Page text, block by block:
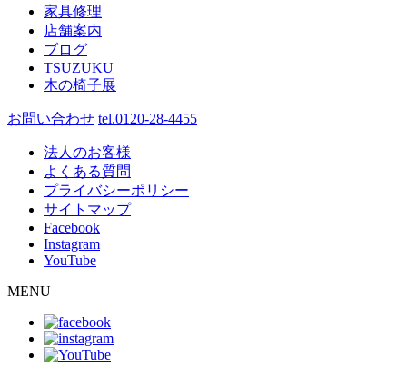
家具修理
店舗案内
ブログ
TSUZUKU
木の椅子展
お問い合わせ tel.0120-28-4455
法人のお客様
よくある質問
プライバシーポリシー
サイトマップ
Facebook
Instagram
YouTube
MENU